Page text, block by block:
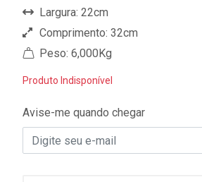
Largura: 22cm
Comprimento: 32cm
Peso: 6,000Kg
Produto Indisponível
Avise-me quando chegar